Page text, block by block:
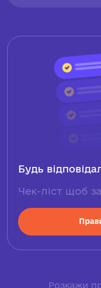
Розкажи
Будь
Чек-ліст щоб